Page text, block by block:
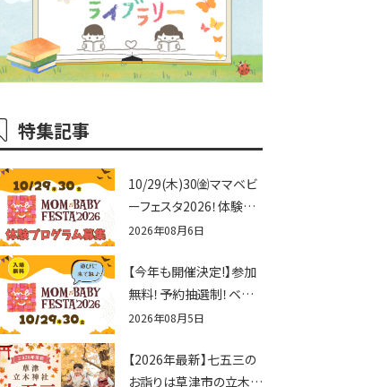
特集記事
10/29(木)30㈮ママベビ
ーフェスタ2026！体験プ
ログラム募集♪赤ちゃん
せんか？
2026年08月6日
【今年も開催決定!】参加
無料！予約抽選制！ベビ
ーファミリー必見☆入場
ママベビーフェスタ
2026年08月5日
【2026年最新】七五三の
お詣りは草津市の立木神